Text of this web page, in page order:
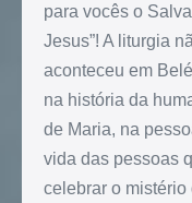
para vocês o
Jesus”! A liturgia
aconteceu em
na história da
de Maria, na
vida das pessoas
celebrar o mistério